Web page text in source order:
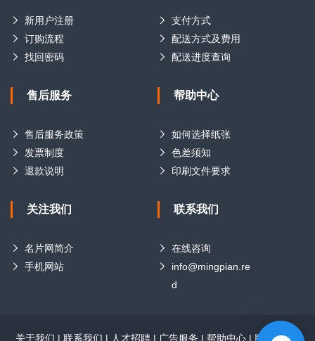
新用户注册
订购流程
找回密码
支付方式
配送方式及费用
配送进度查询
售后服务
售后服务政策
发票制度
退款说明
帮助中心
如何选择纸张
色差须知
印刷文件要求
关注我们
名片网简介
手机网站
联系我们
在线咨询
info@mingpian.re
d
关于我们 | 联系我们 | 人才招聘 | 广告服务 | 帮助中心 | 版权声明